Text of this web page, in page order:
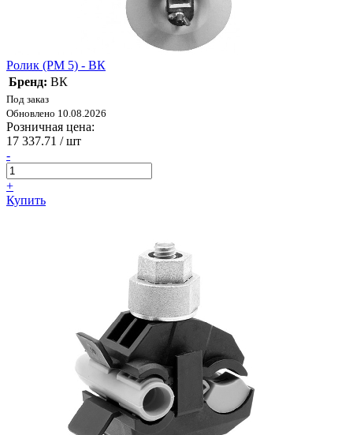
Ролик (РМ 5) - ВК
Бренд: ВК
Под заказ
Обновлено 10.08.2026
Розничная цена:
17 337.71 / шт
-
+
Купить